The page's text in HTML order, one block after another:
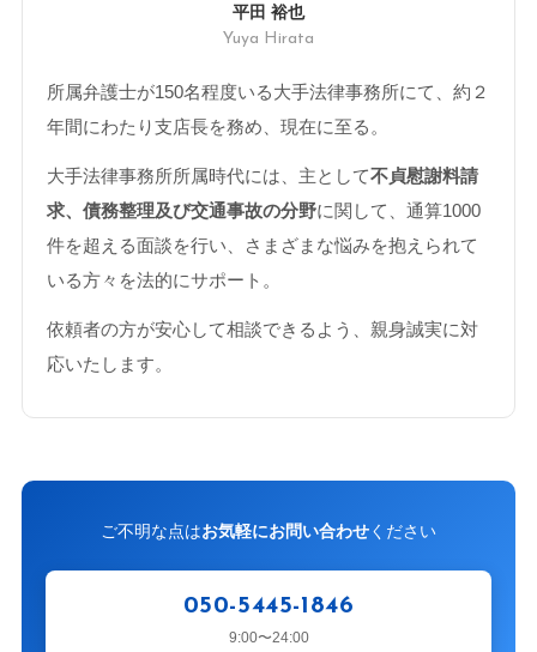
平田 裕也
Yuya Hirata
所属弁護士が150名程度いる大手法律事務所にて、約２
年間にわたり支店長を務め、現在に至る。
大手法律事務所所属時代には、主として不貞慰謝料請
求、債務整理及び交通事故の分野に関して、通算1000
件を超える面談を行い、さまざまな悩みを抱えられて
いる方々を法的にサポート。
依頼者の方が安心して相談できるよう、親身誠実に対
応いたします。
ご不明な点はお気軽にお問い合わせください
050-5445-1846
9:00〜24:00